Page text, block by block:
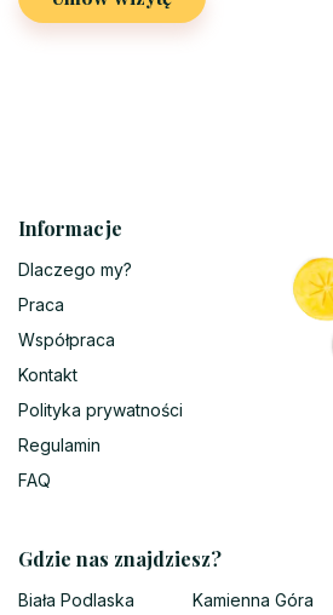
Informacje
Dlaczego my?
Praca
Współpraca
Kontakt
Polityka prywatności
Regulamin
FAQ
Gdzie nas znajdziesz?
Biała Podlaska
Kamienna Góra